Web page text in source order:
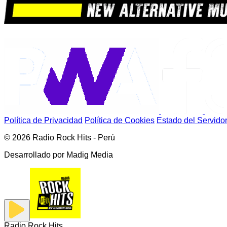
Política de Privacidad Política de Cookies Estado del Servidor
© 2026 Radio Rock Hits - Perú
Desarrollado por Madig Media